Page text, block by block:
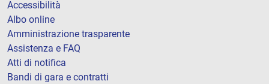
Accessibilità
Albo online
Amministrazione trasparente
Assistenza e FAQ
Atti di notifica
Bandi di gara e contratti